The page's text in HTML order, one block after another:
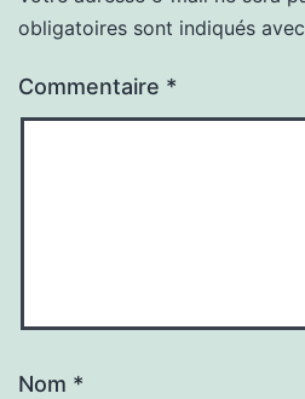
obligatoires sont indiqués avec
Commentaire *
Nom *